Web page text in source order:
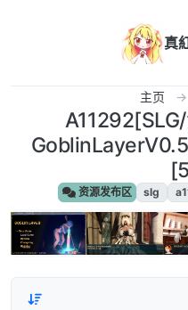
真
主页
资源发布区 slg